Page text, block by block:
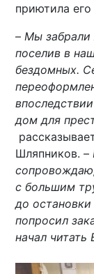
приютила
– Мы забрали
поселив в
бездомных.
дом для
Шляпников. –
с большим
до
попросил
начал читать